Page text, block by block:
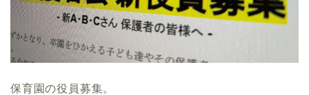
保育園の役員募集。